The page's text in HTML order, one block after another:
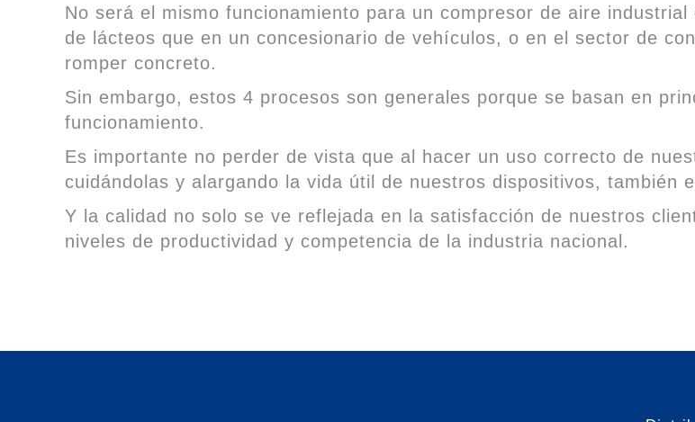
No será el mismo funcionamiento para un compresor de aire
de lácteos que en un concesionario de vehículos, o en el sector de
romper concreto.
Sin embargo, estos 4 procesos son generales porque se basan en
funcionamiento.
Es importante no perder de vista que al hacer un uso correcto de
cuidándolas y alargando la vida útil de nuestros dispositivos, también
Y la calidad no solo se ve reflejada en la satisfacción de nuestros
niveles de productividad y competencia de la industria nacional.